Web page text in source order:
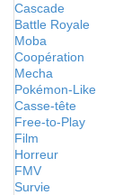
Cascade
Battle Royale
Moba
Coopération
Mecha
Pokémon-Like
Casse-tête
Free-to-Play
Film
Horreur
FMV
Survie